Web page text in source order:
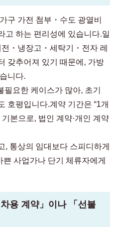
구 가전 첨부・수도 광열비
고 하는 편리성에 있습니다.일
・냉장고・세탁기・전자 레
갖추어져 있기 때문에, 가방
니다.
필요한 케이스가 많아, 초기
호평입니다.계약 기간은 “1개
본으로, 법인 계약·개인 계약
, 통상의 임대보다 스피디하게
사업가나 단기 체류자에게
용 계약」이나 「선불